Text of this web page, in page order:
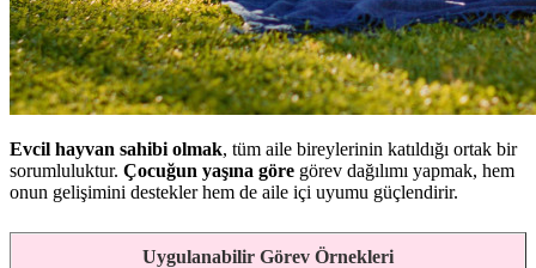
Evcil hayvan sahibi olmak, tüm aile bireylerinin katıldığı ortak bir
sorumluluktur. Çocuğun yaşına göre görev dağılımı yapmak, hem
onun gelişimini destekler hem de aile içi uyumu güçlendirir.
Uygulanabilir Görev Örnekleri